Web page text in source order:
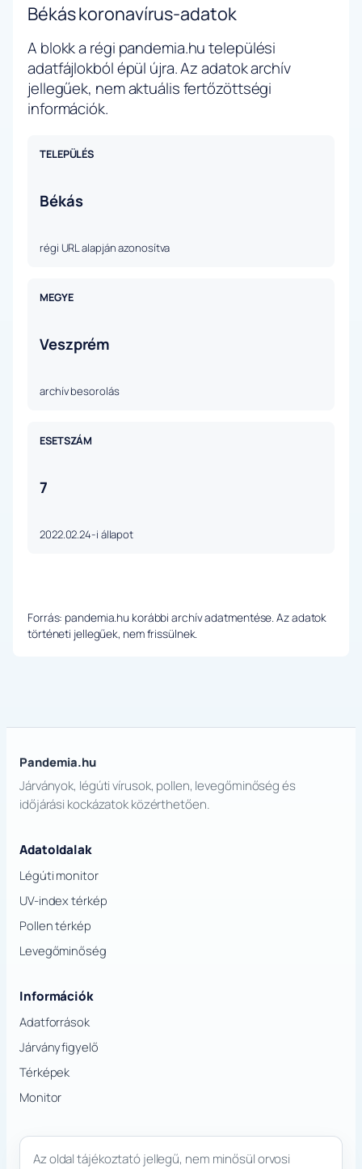
Békás koronavírus-adatok
A blokk a régi pandemia.hu települési
adatfájlokból épül újra. Az adatok archív
jellegűek, nem aktuális fertőzöttségi
információk.
TELEPÜLÉS
Békás
régi URL alapján azonosítva
MEGYE
Veszprém
archív besorolás
ESETSZÁM
7
2022.02.24-i állapot
Forrás: pandemia.hu korábbi archív adatmentése. Az adatok
történeti jellegűek, nem frissülnek.
Pandemia.hu
Járványok, légúti vírusok, pollen, levegőminőség és
időjárási kockázatok közérthetően.
Adatoldalak
Légúti monitor
UV-index térkép
Pollen térkép
Levegőminőség
Információk
Adatforrások
Járványfigyelő
Térképek
Monitor
Az oldal tájékoztató jellegű, nem minősül orvosi